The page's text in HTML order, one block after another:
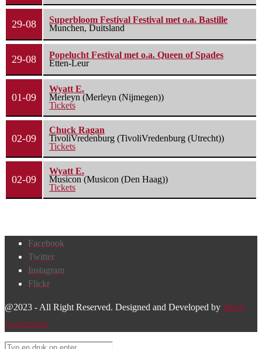
29-08
Superbloom Festival Festival met o.a. Bastille
Munchen, Duitsland
29-08
Popelucht Festival met o.a. Queen of Spades
Etten-Leur
01-09
Wyatt E.
Merleyn (Merleyn (Nijmegen))
Tickets
02-09
Chuck Ragan
TivoliVredenburg (TivoliVredenburg (Utrecht))
Tickets
02-09
Wyatt E.
Musicon (Musicon (Den Haag))
Tickets
Facebook
Twitter
Instagram
Flickr
@2023 - All Right Reserved. Designed and Developed by Harm
Lourenssen